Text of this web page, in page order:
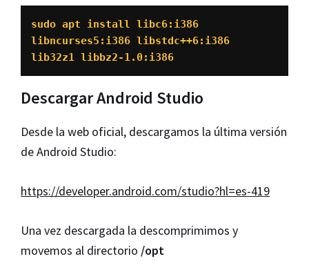
sudo apt install libc6:i386
libncurses5:i386 libstdc++6:i386
lib32z1 libbz2-1.0:i386
Descargar Android Studio
Desde la web oficial, descargamos la última versión
de Android Studio:
https://developer.android.com/studio?hl=es-419
Una vez descargada la descomprimimos y
movemos al directorio /opt